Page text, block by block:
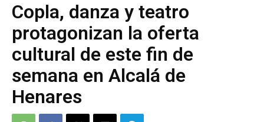
Copla, danza y teatro
protagonizan la oferta
cultural de este fin de
semana en Alcalá de
Henares